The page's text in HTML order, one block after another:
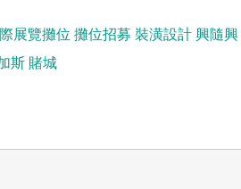
展覽攤位 攤位招募 裝潢設計 興隨興
斯 賭城